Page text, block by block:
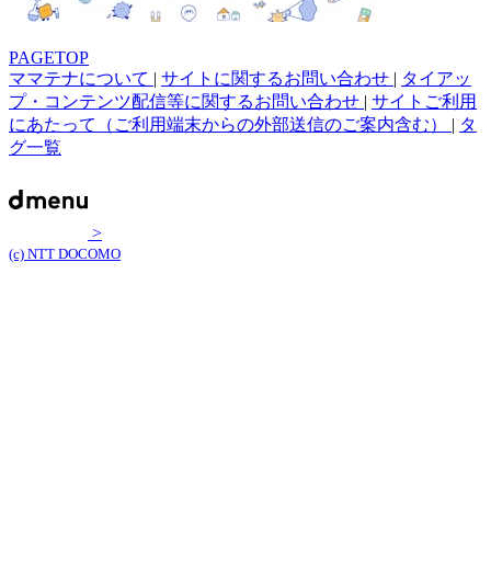
PAGETOP
ママテナについて | サイトに関するお問い合わせ | タイアッ
プ・コンテンツ配信等に関するお問い合わせ | サイトご利用
にあたって（ご利用端末からの外部送信のご案内含む） | タ
グ一覧
>
(c) NTT DOCOMO